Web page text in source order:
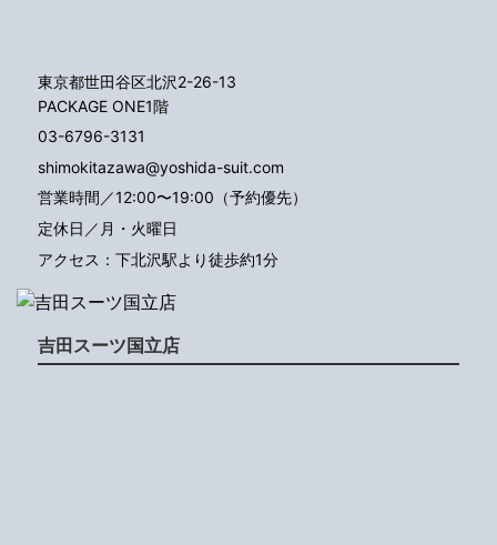
東京都世田谷区北沢2-26-13
PACKAGE ONE1階
03-6796-3131
shimokitazawa@yoshida-suit.com
営業時間／12:00〜19:00（予約優先）
定休日／月・火曜日
アクセス：下北沢駅より徒歩約1分
吉田スーツ国立店